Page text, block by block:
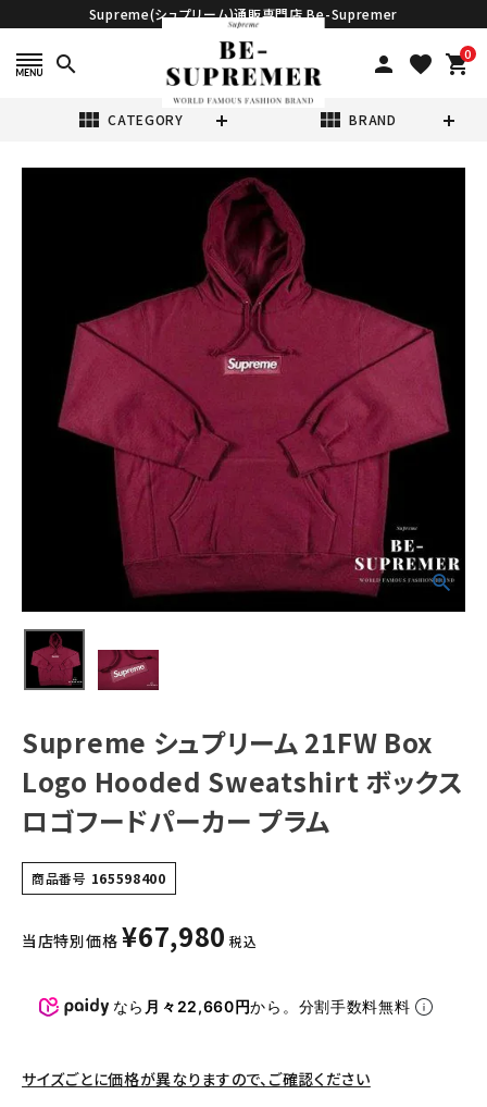
Supreme(シュプリーム)通販専門店 Be-Supremer
search person favorite 0
shopping_cart
view_module CATEGORY view_module BRAND
Supreme シュプ
Tシャツ・ロングスリーブ
パーカー・トレーナー
キャップ・ハット
ニット帽・ビーニー
その他バッグ類
スニーカー・ブーツ
COLLABORATION BRAND
Supreme シュプリーム 21FW Box
Logo Hooded Sweatshirt ボックス
ロゴフードパーカー プラム
商品番号 165598400
当店特別価格 ¥67,980 税込
なら 月々22,660円から。分割手数料無料
サイズごとに価格が異なりますので、ご確認ください